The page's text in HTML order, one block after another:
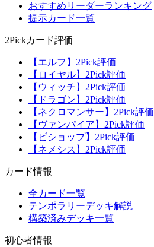
おすすめリーダーランキング
提示カード一覧
2Pickカード評価
【エルフ】2Pick評価
【ロイヤル】2Pick評価
【ウィッチ】2Pick評価
【ドラゴン】2Pick評価
【ネクロマンサー】2Pick評価
【ヴァンパイア】2Pick評価
【ビショップ】2Pick評価
【ネメシス】2Pick評価
カード情報
全カード一覧
テンポラリーデッキ解説
構築済みデッキ一覧
初心者情報